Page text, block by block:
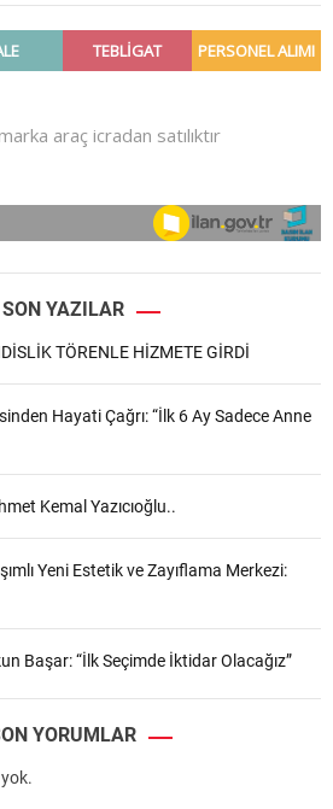
SON YAZILAR
TÖRENLE HİZMETE GİRDİ
Hayati Çağrı: “İlk 6 Ay Sadece Anne
Kemal Yazıcıoğlu..
Yeni Estetik ve Zayıflama Merkezi:
Başar: “İlk Seçimde İktidar Olacağız”
YORUMLAR